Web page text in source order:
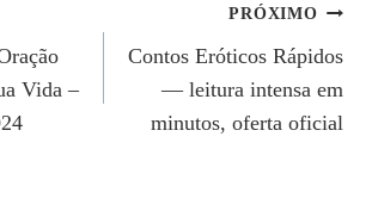
Vida –
PRÓXIMO
Contos Eróticos Rápidos
— leitura intensa em
minutos, oferta oficial